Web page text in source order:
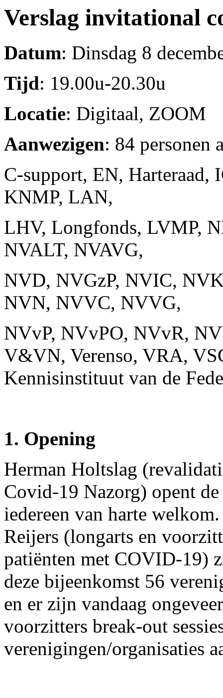
Verslag invitational
Datum: Dinsdag 8
Tijd: 19.00u-20.30u
Locatie: Digitaal, ZOOM
Aanwezigen: 84 personen
C-support, EN, Harteraad,
KNMP, LAN,
LHV, Longfonds, LVMP,
NVALT, NVAVG,
NVD, NVGzP, NVIC,
NVN, NVVC, NVVG,
NVvP, NVvPO, NVvR,
V&VN, Verenso, VRA,
Kennisinstituut van de
1. Opening
Herman Holtslag
Covid-19 Nazorg) opent
iedereen van harte
Reijers (longarts en
patiënten met COVID-19)
deze bijeenkomst 56
en er zijn vandaag
voorzitters break-out
verenigingen/organisaties